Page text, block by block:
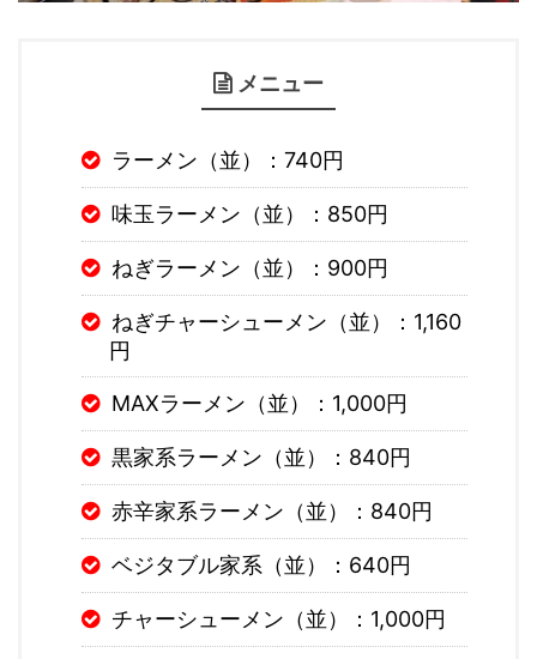
メニュー
ラーメン（並）：740円
味玉ラーメン（並）：850円
ねぎラーメン（並）：900円
ねぎチャーシューメン（並）：1,160
円
MAXラーメン（並）：1,000円
黒家系ラーメン（並）：840円
赤辛家系ラーメン（並）：840円
ベジタブル家系（並）：640円
チャーシューメン（並）：1,000円